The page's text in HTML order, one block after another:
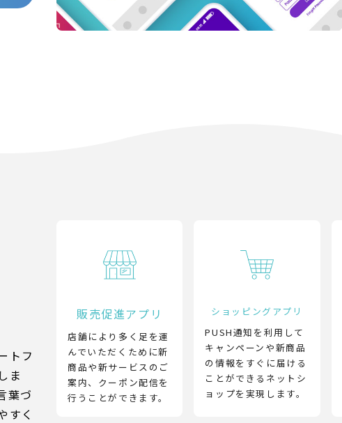
トフ
ま
葉づ
すく
販売促進アプリ
店舗により多く足を運
んでいただくために新
商品や新サービスのご
案内、クーポン配信を
行うことができます。
ショッピングアプリ
PUSH通知を利用して
キャンペーンや新商品
の情報をすぐに届ける
ことができるネットシ
ョップを実現します。